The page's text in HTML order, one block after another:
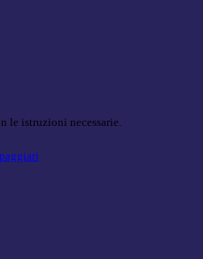
le istruzioni necessarie.